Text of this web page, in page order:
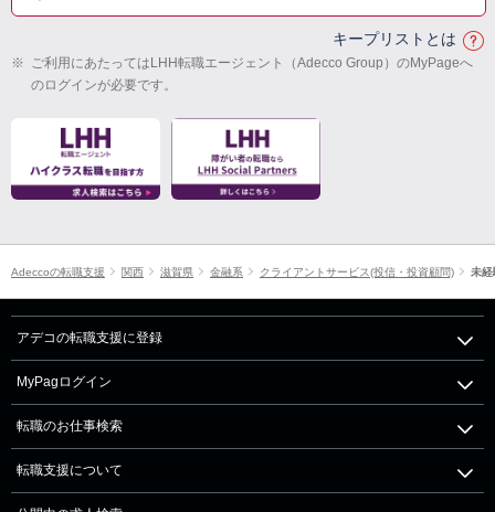
キープリストとは
※ ご利用にあたってはLHH転職エージェント（Adecco Group）のMyPageへ
のログインが必要です。
Adeccoの転職支援 関西 滋賀県 金融系 クライアントサービス(投信・投資顧問) 未経
アデコの転職支援に登録
MyPagログイン
転職のお仕事検索
転職支援について